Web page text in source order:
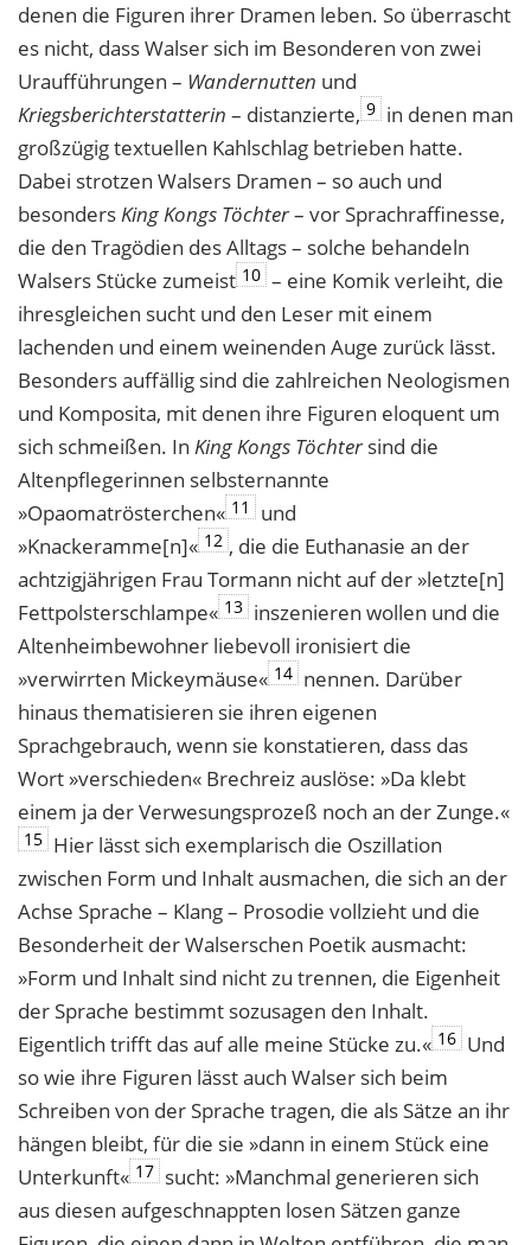
denen die Figuren ihrer Dramen leben. So überrascht
es nicht, dass Walser sich im Besonderen von zwei
Uraufführungen – Wandernutten und
Kriegsberichterstatterin – distanzierte, 9 in denen man
großzügig textuellen Kahlschlag betrieben hatte.
Dabei strotzen Walsers Dramen – so auch und
besondersKing Kongs Töchter– vor Sprachraffinesse,
die den Tragödien des Alltags – solche behandeln
Walsers Stücke zumeist 10 – eine Komik verleiht, die
ihresgleichen sucht und den Leser mit einem
lachenden und einem weinenden Auge zurück lässt.
Besonders auffällig sind die zahlreichen Neologismen
und Komposita, mit denen ihre Figuren eloquent um
sich schmeißen. In King Kongs Töchtersind die
Altenpflegerinnen selbsternannte
»Opaomatrösterchen« 11
und
»Knackeramme[n]« 12 , die die Euthanasie an der
achtzigjährigen Frau Tormann nicht auf der »letzte[n]
Fettpolsterschlampe« 13 inszenieren wollen und die
Altenheimbewohner liebevoll ironisiert die
»verwirrten Mickeymäuse« 14 nennen. Darüber
hinaus thematisieren sie ihren eigenen
Sprachgebrauch, wenn sie konstatieren, dass das
Wort »verschieden« Brechreiz auslöse: »Da klebt
einem ja der Verwesungsprozeß noch an der Zunge.«
15 Hier lässt sich exemplarisch die Oszillation
zwischen Form und Inhalt ausmachen, die sich an der
Achse Sprache – Klang – Prosodie vollzieht und die
Besonderheit der Walserschen Poetik ausmacht:
»Form und Inhalt sind nicht zu trennen, die Eigenheit
der Sprache bestimmt sozusagen den Inhalt.
Eigentlich trifft das auf alle meine Stücke zu.« 16 Und
so wie ihre Figuren lässt auch Walser sich beim
Schreiben von der Sprache tragen, die als Sätze an ihr
hängen bleibt, für die sie »dann in einem Stück eine
Unterkunft« 17 sucht: »Manchmal generieren sich
aus diesen aufgeschnappten losen Sätzen ganze